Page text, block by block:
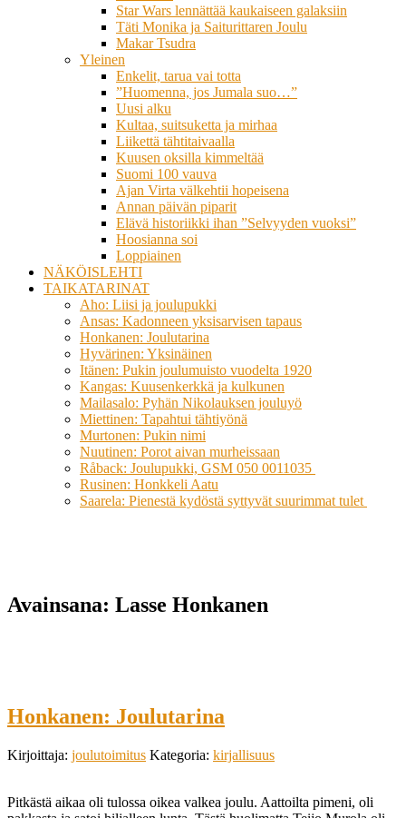
Star Wars lennättää kaukaiseen galaksiin
Täti Monika ja Saiturittaren Joulu
Makar Tsudra
Yleinen
Enkelit, tarua vai totta
”Huomenna, jos Jumala suo…”
Uusi alku
Kultaa, suitsuketta ja mirhaa
Liikettä tähtitaivaalla
Kuusen oksilla kimmeltää
Suomi 100 vauva
Ajan Virta välkehtii hopeisena
Annan päivän piparit
Elävä historiikki ihan ”Selvyyden vuoksi”
Hoosianna soi
Loppiainen
NÄKÖISLEHTI
TAIKATARINAT
Aho: Liisi ja joulupukki
Ansas: Kadonneen yksisarvisen tapaus
Honkanen: Joulutarina
Hyvärinen: Yksinäinen
Itänen: Pukin joulumuisto vuodelta 1920
Kangas: Kuusenkerkkä ja kulkunen
Mailasalo: Pyhän Nikolauksen jouluyö
Miettinen: Tapahtui tähtiyönä
Murtonen: Pukin nimi
Nuutinen: Porot aivan murheissaan
Råback: Joulupukki, GSM 050 0011035
Rusinen: Honkkeli Aatu
Saarela: Pienestä kydöstä syttyvät suurimmat tulet
Avainsana: Lasse Honkanen
Honkanen: Joulutarina
Kirjoittaja: joulutoimitus Kategoria: kirjallisuus
Pitkästä aikaa oli tulossa oikea valkea joulu. Aattoilta pimeni, oli